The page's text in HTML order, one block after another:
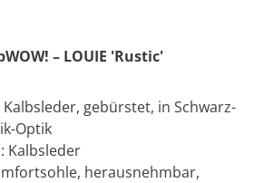
– LOUIE 'Rustic'
gebürstet, in Schwarz-
Optik
Kalbsleder
herausnehmbar,